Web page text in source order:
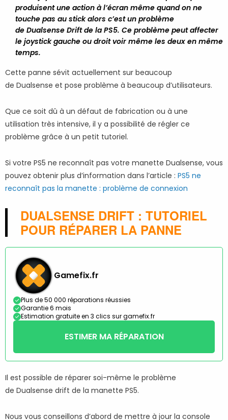
produisent une action à l’écran même quand on ne
touche pas au stick alors c’est un problème
de Dualsense Drift de la PS5. Ce problème peut affecter
le joystick gauche ou droit voir même les deux en même
temps.
Cette panne sévit actuellement sur beaucoup
de Dualsense et pose problème à beaucoup d’utilisateurs.
Que ce soit dû à un défaut de fabrication ou à une
utilisation très intensive, il y a possibilité de régler ce
problème grâce à un petit tutoriel.
Si votre PS5 ne reconnaît pas votre manette Dualsense, vous
pouvez obtenir plus d’information dans l’article : PS5 ne
reconnaît pas la manette : problème de connexion
DUALSENSE DRIFT : TUTORIEL
POUR RÉPARER LA PANNE
Gamefix.fr
Plus de 50 000 réparations réussies
Garantie 6 mois
Estimation gratuite en 3 clics sur gamefix.fr
ESTIMER MA RÉPARATION
Il est possible de réparer soi-même le problème
de Dualsense drift de la manette PS5.
Nous vous conseillons d’abord de mettre à jour la console